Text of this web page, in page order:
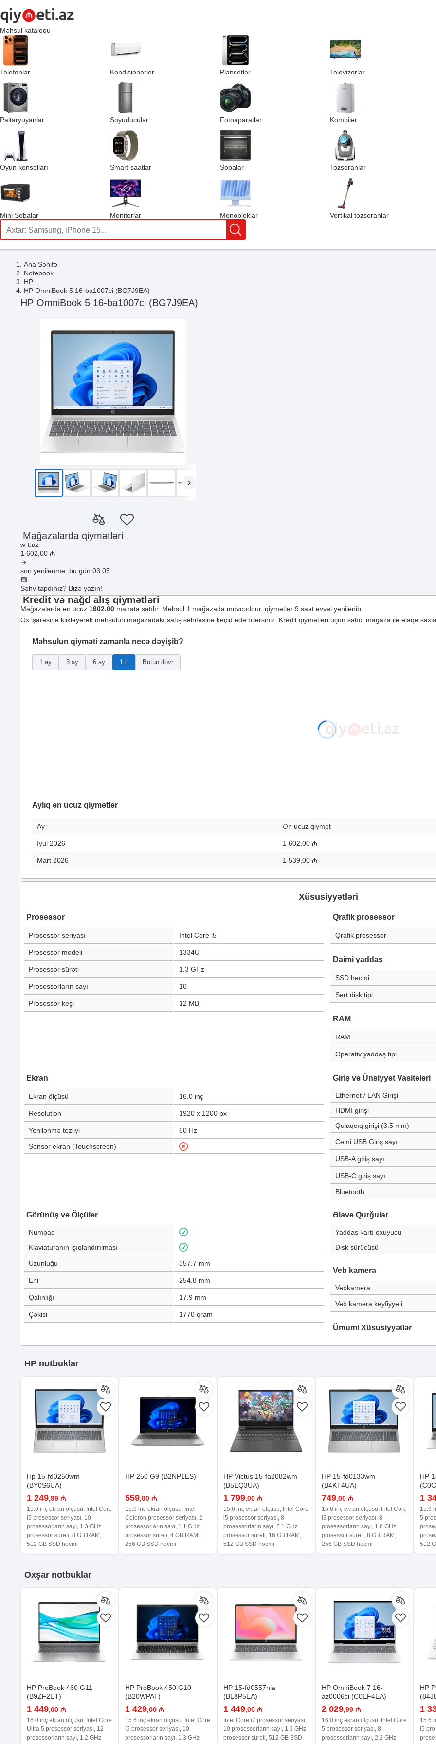
Məhsul kataloqu
Telefonlar Kondisionerler Plansetler Televizorlar
Paltaryuyanlar Soyuducular Fotoaparatlar Kombilər
Oyun konsolları Smart saatlar Sobalar Tozsoranlar
Mini Sobalar Monitorlar Monobloklar Vertikal tozsoranlar
Ana Səhifə
Notebook
HP
HP OmniBook 5 16-ba1007ci (BG7J9EA)
HP OmniBook 5 16-ba1007ci (BG7J9EA)
Mağazalarda qiymətləri
w-t.az
1 602 ,00 ₼
son yenilənmə: bu gün 03:05
Səhv tapdınız? Bizə yazın!
Kredit və nağd alış qiymətləri
Mağazalarda ən ucuz 1602.00 manata satılır. Məhsul 1 mağazada mövcuddur, qiymətlər 9 saat əvvəl yenilənib.
Ox işarəsinə klikləyərək məhsulun mağazadakı satış səhifəsinə keçid edə bilərsiniz. Kredit qiymətləri üçün satıcı mağaza ilə əlaqə
Məhsulun qiyməti zamanla necə dəyişib?
1 ay 3 ay 6 ay 1 il Bütün dövr
Aylıq ən ucuz qiymətlər
Ay Ən ucuz qiymət
İyul 2026 1 602,00 ₼
Mart 2026 1 539,00 ₼
Xüsusiyyətləri
Prosessor
Prosessor seriyası Intel Core i5
Prosessor modeli 1334U
Prosessor sürəti 1.3 GHz
Prosessorların sayı 10
Prosessor keşi 12 MB
Qrafik prosessor
Qrafik prosessor
Daimi yaddaş
SSD həcmi
Sərt disk tipi
RAM
RAM
Operativ yaddaş tipi
Ekran
Ekran ölçüsü 16.0 inç
Resolution 1920 x 1200 px
Yenilənmə tezliyi 60 Hz
Sensor ekran (Touchscreen)
Giriş və Ünsiyyət Vasitələri
Ethernet / LAN Girişi
HDMI girişi
Qulaqcıq girişi (3.5 mm)
Cəmi USB Giriş sayı
USB-A giriş sayı
USB-C giriş sayı
Bluetooth
Görünüş və Ölçülər
Numpad
Klaviaturanın işıqlandırılması
Uzunluğu 357.7 mm
Eni 254.8 mm
Qalınlığı 17.9 mm
Çəkisi 1770 qram
Əlavə Qurğular
Yaddaş kartı oxuyucu
Disk sürücüsü
Veb kamera
Vebkamera
Veb kamera keyfiyyəti
Ümumi Xüsusiyyətlər
HP notbuklar
Hp 15-fd0250wm
(BY0S6UA)
1 249,99 ₼
15.6 inç ekran ölçüsü, Intel Core
i5 prosessor seriyası, 10
prosessorların sayı, 1.3 GHz
prosessor sürəti, 8 GB RAM,
512 GB SSD həcmi
HP 250 G9 (B2NP1ES)
559,00 ₼
15.6 inç ekran ölçüsü, Intel
Celeron prosessor seriyası, 2
prosessorların sayı, 1.1 GHz
prosessor sürəti, 4 GB RAM,
256 GB SSD həcmi
HP Victus 15-fa2082wm
(B5EQ3UA)
1 799,00 ₼
15.6 inç ekran ölçüsü, Intel Core
i5 prosessor seriyası, 8
prosessorların sayı, 2.1 GHz
prosessor sürəti, 16 GB RAM,
512 GB SSD həcmi
HP 15-fd0133wm
(B4KT4UA)
749,00 ₼
15.6 inç ekran ölçüsü, Intel Core
i3 prosessor seriyası, 8
prosessorların sayı, 1.8 GHz
prosessor sürəti, 8 GB RAM,
256 GB SSD həcmi
HP
1
15.6
5
512
Oxşar notbuklar
HP ProBook 460 G11
(B9ZF2ET)
1 449,00 ₼
16.0 inç ekran ölçüsü, Intel Core
Ultra 5 prosessor seriyası, 12
prosessorların sayı, 1.2 GHz
HP ProBook 450 G10
(B20WPAT)
1 429,00 ₼
15.6 inç ekran ölçüsü, Intel Core
i5 prosessor seriyası, 10
prosessorların sayı, 1.3 GHz
HP 15-fd0557nia
(BL8P5EA)
1 449,00 ₼
Intel Core i7 prosessor seriyası,
10 prosessorların sayı, 1.3 GHz
prosessor sürəti, 512 GB SSD
HP OmniBook 7 16-
az0006ci (C0EF4EA)
2 029,99 ₼
16.0 inç ekran ölçüsü, Intel Core
5 prosessor seriyası, 8
prosessorların sayı, 2.2 GHz
HP
1
15.6
i5